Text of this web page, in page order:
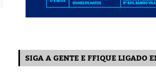
SIGA A GENTE E FFIQUE LIGADO